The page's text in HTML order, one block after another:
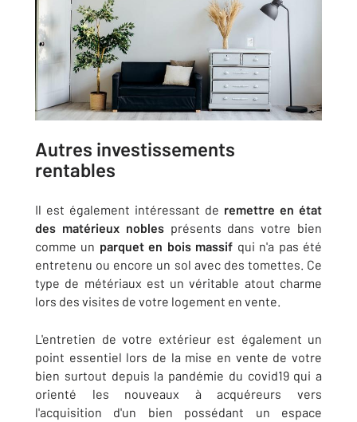
Autres investissements
rentables
Il est également intéressant de remettre en état
des matérieux noblesprésents dans votre bien
comme un parquet en bois massif qui n'a pas été
entretenu ou encore un sol avec des tomettes. Ce
type de métériaux est un véritable atout charme
lors des visites de votre logement en vente.
L'entretien de votre extérieur est également un
point essentiel lors de la mise en vente de votre
bien surtout depuis la pandémie du covid19 qui a
orienté les nouveaux à acquéreurs vers
l'acquisition d'un bien possédant un espace